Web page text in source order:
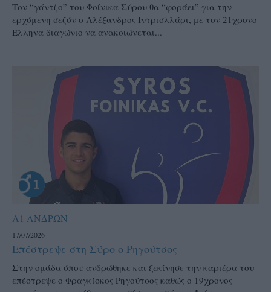
Τον “γάντζο” του Φοίνικα Σύρου θα “φοράει” για την
ερχόμενη σεζόν ο Αλέξανδρος Ιντρισλλάρι, με τον 21χρονο
Έλληνα διαγώνιο να ανακοιώνεται...
Α1 ΑΝΔΡΩΝ
17/07/2026
Επέστρεψε στη Σύρο ο Ρηγούτσος
Στην ομάδα όπου ανδρώθηκε και ξεκίνησε την καριέρα του
επέστρεψε ο Φραγκίσκος Ρηγούτσος καθώς ο 19χρονος